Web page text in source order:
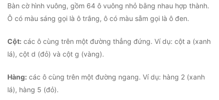
Bàn cờ hình vuông, gồm 64 ô vuông nhỏ bằng nhau hợp thành.
Ô có màu sáng gọi là ô trắng, ô có màu sẫm gọi là ô đen.
Cột: các ô cùng trên một đường thẳng đứng. Ví dụ: cột a (xanh
lá), cột d (đỏ) và cột g (vàng).
Hàng: các ô cùng trên một đường ngang. Ví dụ: hàng 2 (xanh
lá), hàng 5 (đỏ).